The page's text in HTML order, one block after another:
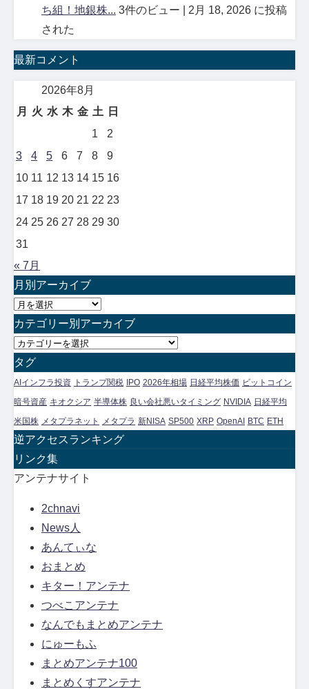
ち組！地銀株... 3件のビュー
2月 18, 2026 に投稿
された
最新コメント
2026年8月
月
火 水 木 金 土
日
1
2
3
4 5 6 7 8
9
10 11 12 13 14 15 16
17 18 19 20 21 22 23
24 25 26 27 28 29 30
31
« 7月
月別アーカイブ
月
別
ア
ー
カ
イ
ブ
カテゴリー別アーカイブ
カ
テ
ゴ
リ
ー
別
ア
ー
タグ
AIインフラ投資 トランプ関税 IPO 2026年相場 日経平均株価 ビットコイン
暗号資産 キオクシア 半導体株 良い会社悪いタイミング NVIDIA 日経平均
米国株 メタプラネット メタプラ 新NISA SP500 XRP OpenAI BTC ETH
逆アクセスランキング
リンク集
アンテナサイト
2chnavi
News人
あんてぃな
おまとめ
キター！アンテナ
つべこアンテナ
なんでもまとめアンテナ
にゅーもふ
まとめアンテナ100
まとめくすアンテナ